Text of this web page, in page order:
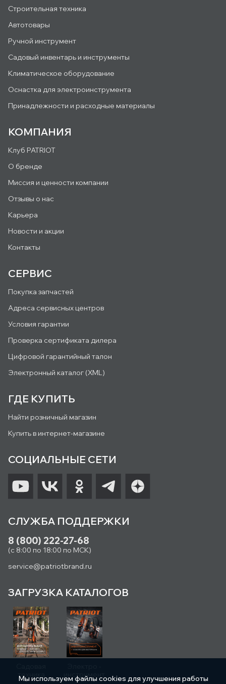
Строительная техника
Автотовары
Ручной инструмент
Садовый инвентарь и инструменты
Климатическое оборудование
Оснастка для электроинструмента
Принадлежности и расходные материалы
КОМПАНИЯ
Клуб PATRIOT
О бренде
Миссия и ценности компании
Отзывы о нас
Карьера
Новости и акции
Контакты
СЕРВИС
Покупка запчастей
Адреса сервисных центров
Условия гарантии
Проверка сертификата дилера
Цифровой гарантийный талон
Электронный каталог (XML)
ГДЕ КУПИТЬ
Найти розничный магазин
Купить в интернет-магазине
СОЦИАЛЬНЫЕ СЕТИ
СЛУЖБА ПОДДЕРЖКИ
8 (800) 222-27-68
(с 8:00 по 18:00 по МСК)
service@patriotbrand.ru
ЗАГРУЗКА КАТАЛОГОВ
техника
инструмент
Мы используем файлы cookies для улучшения работы